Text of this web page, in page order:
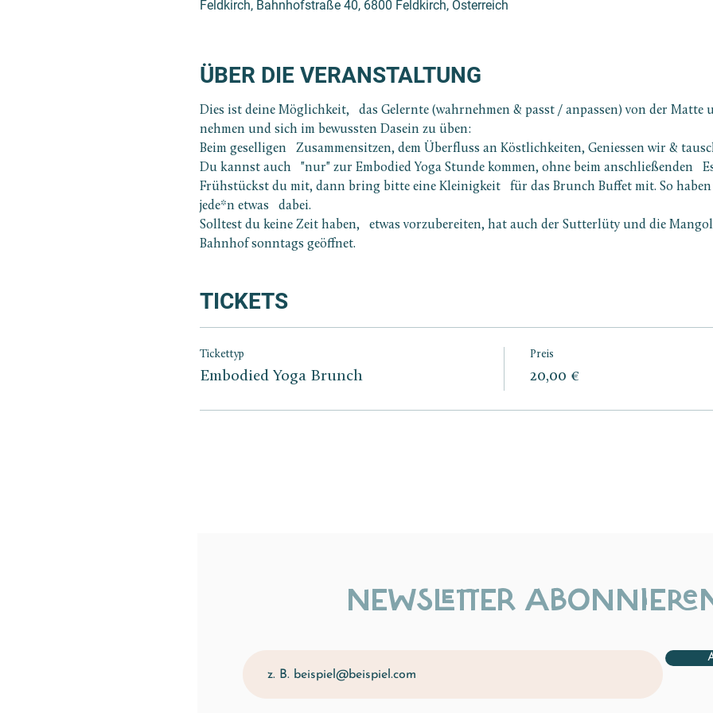
Feldkirch, Bahnhofstraße 40, 6800 Feldkirch, Österreich
ÜBER DIE VERANSTALTUNG
Dies ist deine Möglichkeit,   das Gelernte (wahrnehmen & passt / anpassen) von der Matte
nehmen und sich im bewussten Dasein zu üben:
Beim geselligen   Zusammensitzen, dem Überfluss an Köstlichkeiten, Geniessen wir &
Du kannst auch   "nur" zur Embodied Yoga Stunde kommen, ohne beim anschließenden
Frühstückst du mit, dann bring bitte eine Kleinigkeit   für das Brunch Buffet mit. So
jede*n etwas   dabei.
Solltest du keine Zeit haben,   etwas vorzubereiten, hat auch der Sutterlüty und die
Bahnhof sonntags geöffnet.
TICKETS
Tickettyp
Embodied Yoga Brunch
Preis
20,00 €
NEWSLETTER